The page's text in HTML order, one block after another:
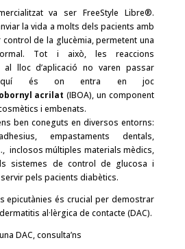
va ser FreeStyle Libre®.
la vida a molts dels pacients amb
de la glucèmia, permetent una
Tot i això, les reaccions
al lloc d’aplicació no varen passar
Aquí és on entra en joc
acrilat (IBOA), un component
i embenats.
ben coneguts en diversos entorns:
empastaments dentals,
inclosos múltiples materials mèdics,
sistemes de control de glucosa i
pels pacients diabètics.
epicutànies és crucial per demostrar
al·lèrgica de contacte (DAC).
DAC, consulta’ns